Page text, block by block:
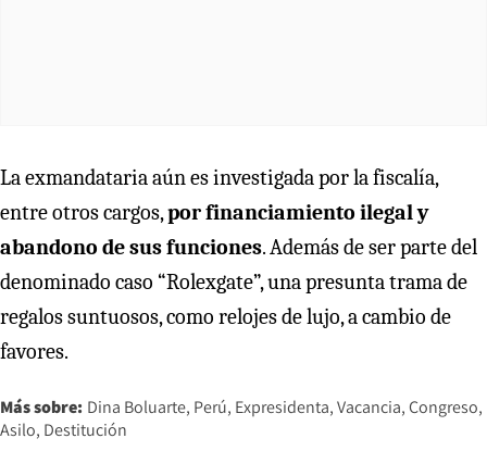
La exmandataria aún es investigada por la fiscalía,
entre otros cargos,por financiamiento ilegal y
abandono de sus funciones. Además de ser parte del
denominado caso “Rolexgate”, una presunta trama de
regalos suntuosos, como relojes de lujo, a cambio de
favores.
Más sobre: Dina Boluarte Perú Expresidenta Vacancia Congreso
Asilo Destitución